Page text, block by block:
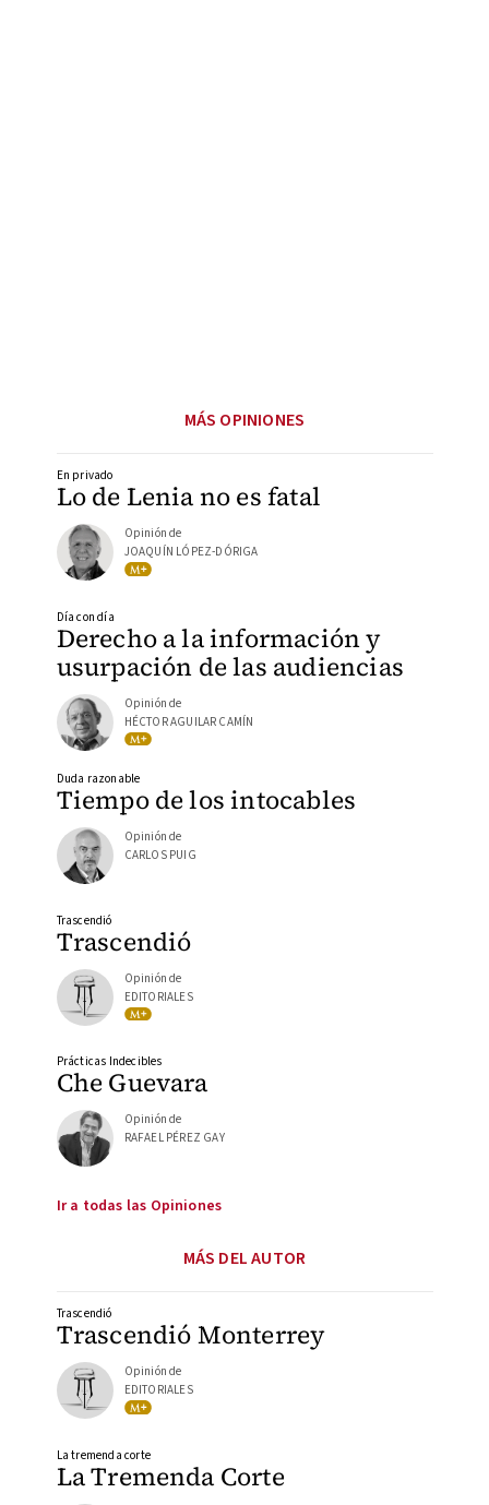
MÁS OPINIONES
Lo de Lenia no es fatal
En privado
Opinión de
JOAQUÍN LÓPEZ-DÓRIGA
Derecho a la información y
usurpación de las audiencias
Día con día
Opinión de
HÉCTOR AGUILAR CAMÍN
Tiempo de los intocables
Duda razonable
Opinión de
CARLOS PUIG
Trascendió
Trascendió
Opinión de
EDITORIALES
Che Guevara
Prácticas Indecibles
Opinión de
RAFAEL PÉREZ GAY
Ir a todas las Opiniones
MÁS DEL AUTOR
Trascendió Monterrey
Trascendió
Opinión de
EDITORIALES
La Tremenda Corte
La tremenda corte